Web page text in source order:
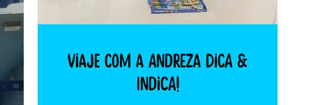
Viaje com a Andreza dica &
indica!